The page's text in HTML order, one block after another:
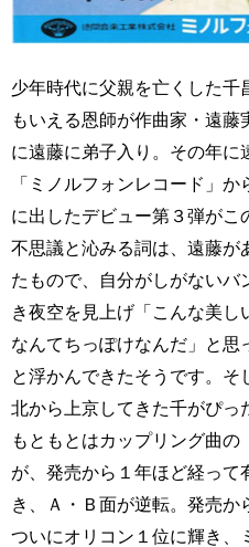
少年時代に父親を亡くした千
もいえる恩師が作曲家・遠
に遠藤に弟子入り。その年に
「ミノルフォンレコード」
に出したデビュー第３弾がこ
不思議と沁みる詞は、遠藤が
たもので、自分がしがないバ
き夜空を見上げ「こんな美し
なんてちっぽけなんだ」と思
と浮かんできたそうです。
北から上京してきた千がぴっ
もともとはカップリング曲の
が、発売から１年ほど経って
き、Ａ・Ｂ面が逆転。発売か
ついにオリコン１位に輝き、